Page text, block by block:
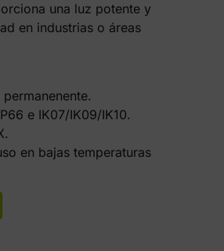
una luz potente y
en industrias o áreas
e IK07/IK09/IK10.
en bajas temperaturas